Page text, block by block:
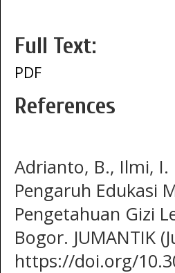
Full Text:
PDF
References
Adrianto, B., Ilmi, I.
Pengaruh Edukasi
Pengetahuan Gizi
Bogor. JUMANTIK
https://doi.org/